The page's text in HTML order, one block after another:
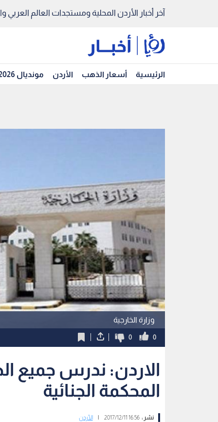
آخر أخبار الأردن المحلية ومستجدات العالم العربي
الرئيسية أسعار الذهب الأردن مونديال 2026
وزارة الخارجية
0
0
الاردن: ندرس جميع
المحكمة الجنائية
نشر :16:56 2017/12/11 الأردن